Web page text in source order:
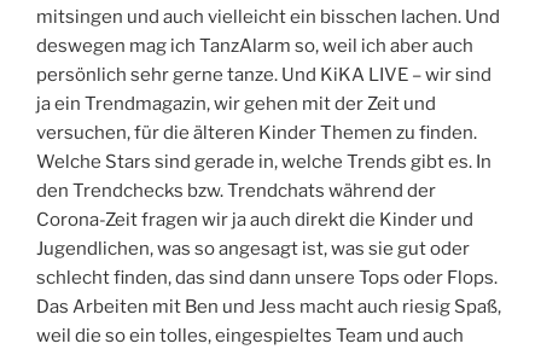
mitsingen und auch vielleicht ein bisschen lachen. Und
deswegen mag ich TanzAlarm so, weil ich aber auch
persönlich sehr gerne tanze. Und KiKA LIVE – wir sind
ja ein Trendmagazin, wir gehen mit der Zeit und
versuchen, für die älteren Kinder Themen zu finden.
Welche Stars sind gerade in, welche Trends gibt es. In
den Trendchecks bzw. Trendchats während der
Corona-Zeit fragen wir ja auch direkt die Kinder und
Jugendlichen, was so angesagt ist, was sie gut oder
schlecht finden, das sind dann unsere Tops oder Flops.
Das Arbeiten mit Ben und Jess macht auch riesig Spaß,
weil die so ein tolles, eingespieltes Team und auch